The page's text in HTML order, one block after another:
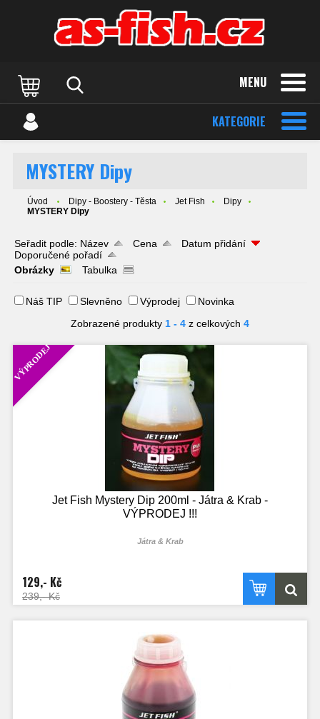
MENU
KATEGORIE
MYSTERY Dipy
Úvod Dipy - Boostery - Těsta Jet Fish
Dipy
MYSTERY Dipy
Seřadit podle: Název Cena
Datum přidání
Doporučené pořadí
Obrázky
Tabulka
Náš TIP Slevněno Výprodej
Novinka
Zobrazené produkty 1 - 4 z celkových 4
VÝPRODEJ
Jet Fish Mystery Dip 200ml - Játra & Krab -
VÝPRODEJ !!!
Játra & Krab
129,- Kč
239,- Kč